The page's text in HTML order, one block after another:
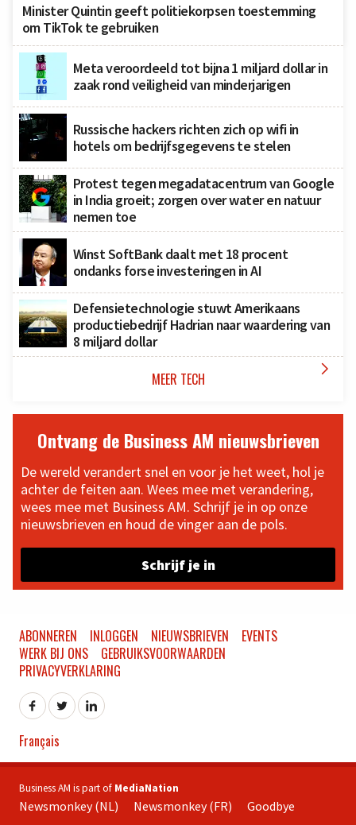
Minister Quintin geeft politiekorpsen toestemming
om TikTok te gebruiken
Meta veroordeeld tot bijna 1 miljard dollar in
zaak rond veiligheid van minderjarigen
Russische hackers richten zich op wifi in
hotels om bedrijfsgegevens te stelen
Protest tegen megadatacentrum van Google
in India groeit; zorgen over water en natuur
nemen toe
Winst SoftBank daalt met 18 procent
ondanks forse investeringen in AI
Defensietechnologie stuwt Amerikaans
productiebedrijf Hadrian naar waardering van
8 miljard dollar
MEER TECH 
Ontvang de Business AM nieuwsbrieven
De wereld verandert snel en voor je het weet, hol je
achter de feiten aan. Wees mee met verandering,
wees mee met Business AM. Schrijf je in op onze
nieuwsbrieven en houd de vinger aan de pols.
Schrijf je in
ABONNEREN INLOGGEN NIEUWSBRIEVEN
EVENTS
WERK BIJ ONS
GEBRUIKSVOORWAARDEN
PRIVACYVERKLARING
Français
Business AM is part of MediaNation
Newsmonkey (NL) Newsmonkey (FR) Goodbye